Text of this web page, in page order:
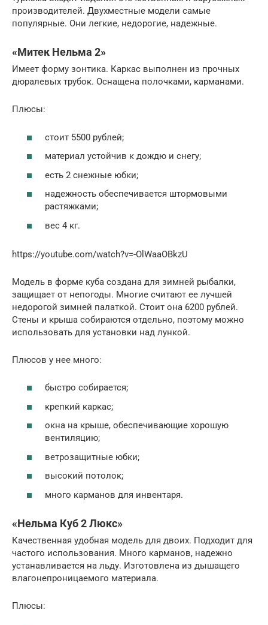
производителей. Двухместные модели самые
популярные. Они легкие, недорогие, надежные.
«Митек Нельма 2»
Имеет форму зонтика. Каркас выполнен из прочных
дюралевых трубок. Оснащена полочками, карманами.
Плюсы:
стоит 5500 рублей;
материал устойчив к дождю и снегу;
есть 2 снежные юбки;
надежность обеспечивается штормовыми
растяжками;
вес 4 кг.
https://youtube.com/watch?v=-OlWaaOBkzU
Модель в форме куба создана для зимней рыбалки,
защищает от непогоды. Многие считают ее лучшей
недорогой зимней палаткой. Стоит она 6200 рублей.
Стены и крыша собираются отдельно, поэтому можно
использовать для установки над лункой.
Плюсов у нее много:
быстро собирается;
крепкий каркас;
окна на крыше, обеспечивающие хорошую
вентиляцию;
ветрозащитные юбки;
высокий потолок;
много карманов для инвентаря.
«Нельма Куб 2 Люкс»
Качественная удобная модель для двоих. Подходит для
частого использования. Много карманов, надежно
устанавливается на льду. Изготовлена из дышащего
влагонепроницаемого материала.
Плюсы: